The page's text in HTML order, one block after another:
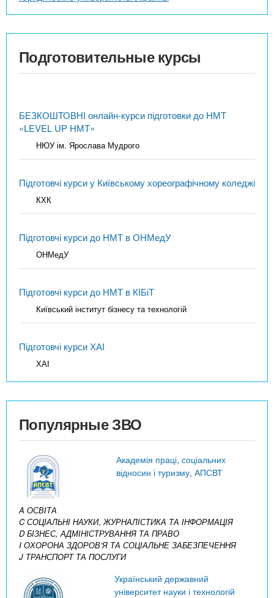
Подготовительные курсы
БЕЗКОШТОВНІ онлайн-курси підготовки до НМТ
«LEVEL UP НМТ»
НЮУ ім. Ярослава Мудрого
Підготовчі курси у Київському хореографічному коледжі
КХК
Підготовчі курси до НМТ в ОНМедУ
ОНМедУ
Підготовчі курси до НМТ в КІБіТ
Київський інститут бізнесу та технологій
Підготовчі курси ХАІ
ХАІ
Популярные ЗВО
Академія праці, соціальних
відносин і туризму, АПСВТ
A ОСВІТА
C СОЦІАЛЬНІ НАУКИ, ЖУРНАЛІСТИКА ТА ІНФОРМАЦІЯ
D БІЗНЕС, АДМІНІСТРУВАННЯ ТА ПРАВО
I ОХОРОНА ЗДОРОВ’Я ТА СОЦІАЛЬНЕ ЗАБЕЗПЕЧЕННЯ
J ТРАНСПОРТ ТА ПОСЛУГИ
Український державний
університет науки і технологій